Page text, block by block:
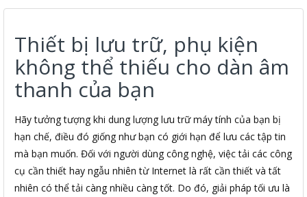
Thiết bị lưu trữ, phụ kiện
không thể thiếu cho dàn âm
thanh của bạn
Hãy tưởng tượng khi dung lượng lưu trữ máy tính của bạn bị
hạn chế, điều đó giống như bạn có giới hạn để lưu các tập tin
mà bạn muốn. Đối với người dùng công nghệ, việc tải các công
cụ cần thiết hay ngẫu nhiên từ Internet là rất cần thiết và tất
nhiên có thể tải càng nhiều càng tốt. Do đó, giải pháp tối ưu là